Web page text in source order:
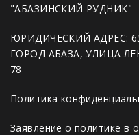
"АБАЗИНСКИЙ РУДНИК"
ЮРИДИЧЕСКИЙ АДРЕС:
ГОРОД АБАЗА, УЛИЦА
78
Политика
Заявление о политике в